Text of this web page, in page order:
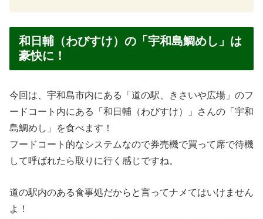
和日輔（わびすけ）の「宇和島鯛めし」は
豪快に！
今回は、宇和島市内にある「道の駅、きさいや広場」のフ
ードコート内にある「和日輔（わびすけ）」さんの「宇和
島鯛めし」を食べます！
フードコート的なシステムなので券売機で買って席で待機
して呼ばれたら取りに行く感じですね。
道の駅内のある食事処だからと言ってナメてはいけません
よ！